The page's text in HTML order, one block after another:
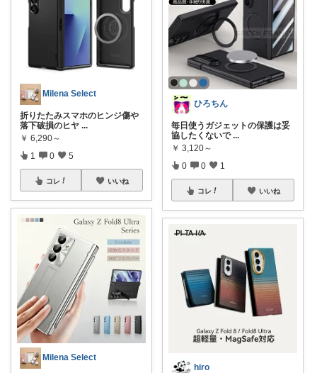
Milena Select
折りたたみスマホのヒンジ傷や
落下破損のヒヤ ...
￥ 6,290～
1 0 5
コレ いいね
Milena Select
ひろちん
毎日使うガジェットの保護は妥
協したくないで ...
￥ 3,120～
0 0 1
コレ いいね
hiro